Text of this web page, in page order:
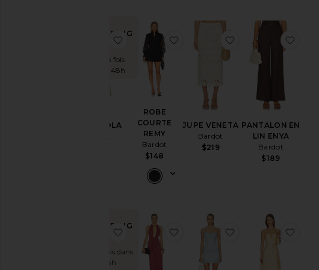
TRENDING
NOW!
Vendu 8 fois
dans les 48h
ROBE LOLA
Bardot
ajouter aux préférésROBE LOLA
ROBE
COURTE
REMY
Bardot
$148
ajouter aux préférésROBE
JUPE VENETA
Bardot
$219
ajouter aux
PANTALON EN
LIN ENYA
Bardot
$189
TRENDING
NOW!
Vendu 9 fois dans
les 48h
ajouter aux préférésROBE NIKITA
ajouter aux préférésROBE INES
ajouter aux